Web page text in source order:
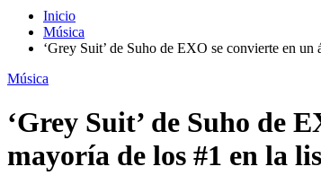
Inicio
Música
‘Grey Suit’ de Suho de EXO se convierte en
Música
‘Grey Suit’ de Suho de
mayoría de los #1 en la